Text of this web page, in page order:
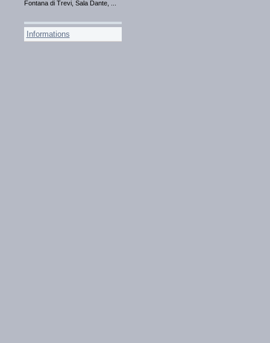
Fontana di Trevi, Sala Dante, ...
Informations